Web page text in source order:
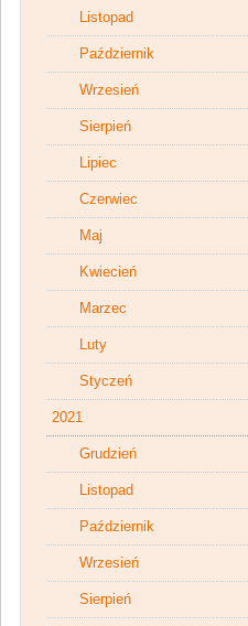
Listopad
Październik
Wrzesień
Sierpień
Lipiec
Czerwiec
Maj
Kwiecień
Marzec
Luty
Styczeń
2021
Grudzień
Listopad
Październik
Wrzesień
Sierpień